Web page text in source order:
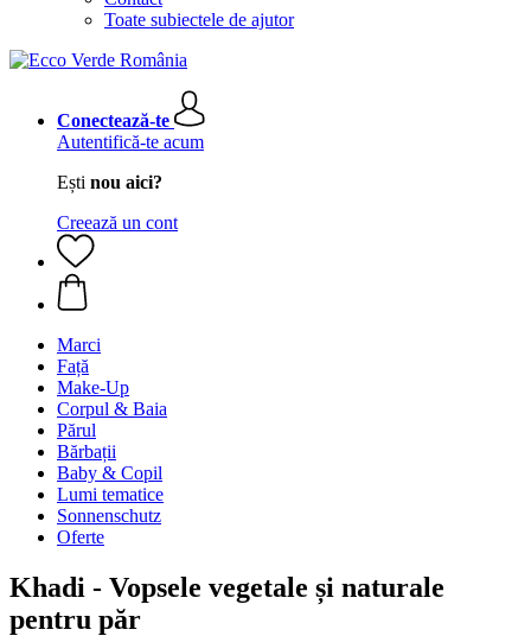
Toate subiectele de ajutor
Conectează-te
Autentifică-te acum
Ești nou aici?
Creează un cont
Marci
Față
Make-Up
Corpul & Baia
Părul
Bărbații
Baby & Copil
Lumi tematice
Sonnenschutz
Oferte
Khadi - Vopsele vegetale și naturale
pentru păr